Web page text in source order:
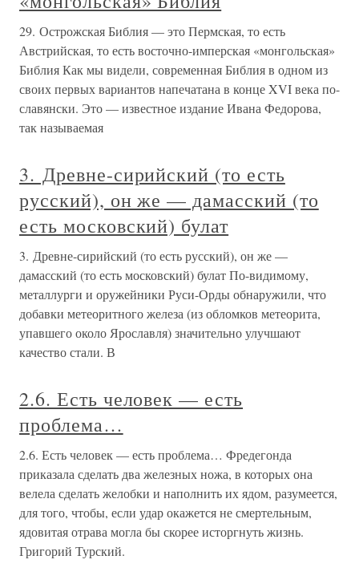
29. Острожская Библия — это Пермская, то есть
Австрийская, то есть восточно-имперская «монгольская»
Библия Как мы видели, современная Библия в одном из
своих первых вариантов напечатана в конце XVI века по-
славянски. Это — известное издание Ивана Федорова,
так называемая
3. Древне-сирийский (то есть
русский), он же — дамасский (то
есть московский) булат
3. Древне-сирийский (то есть русский), он же —
дамасский (то есть московский) булат По-видимому,
металлурги и оружейники Руси-Орды обнаружили, что
добавки метеоритного железа (из обломков метеорита,
упавшего около Ярославля) значительно улучшают
качество стали. В
2.6. Есть человек — есть
проблема…
2.6. Есть человек — есть проблема… Фредегонда
приказала сделать два железных ножа, в которых она
велела сделать желобки и наполнить их ядом, разумеется,
для того, чтобы, если удар окажется не смертельным,
ядовитая отрава могла бы скорее исторгнуть жизнь.
Григорий Турский.